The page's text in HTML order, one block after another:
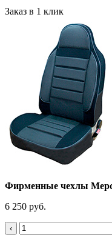
Заказ в 1 клик
Фирменные чехлы
6 250 руб.
‹